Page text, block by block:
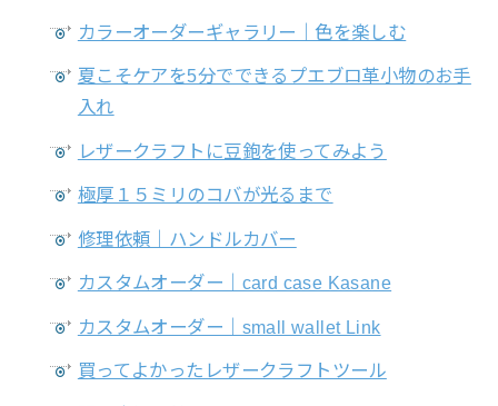
カラーオーダーギャラリー｜色を楽しむ
夏こそケアを5分でできるプエブロ革小物のお手
入れ
レザークラフトに豆鉋を使ってみよう
極厚１５ミリのコバが光るまで
修理依頼｜ハンドルカバー
カスタムオーダー｜card case Kasane
カスタムオーダー｜small wallet Link
買ってよかったレザークラフトツール